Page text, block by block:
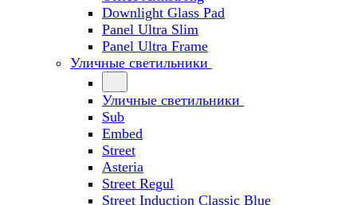
Downlight Glass Pad
Panel Ultra Slim
Panel Ultra Frame
Уличные светильники
Уличные светильники
Sub
Embed
Street
Asteria
Street Regul
Street Induction Classic Blue